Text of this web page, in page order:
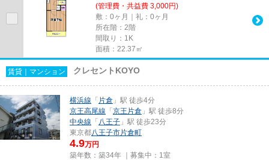
(管理費・共益費 3,000円)
敷：0ヶ月｜礼：0ヶ月
所在階：2階
間取り：1K
面積：22.37㎡
賃貸｜マンション クレセントKOYO
横浜線 「 片倉 」駅 徒歩4分
京王高尾線 「京王片倉 」駅 徒歩8分
中央線 「 八王子 」駅 徒歩23分
東京都八王子市片倉町
4.9万円
築年数：築34年 ｜募集中： 1室